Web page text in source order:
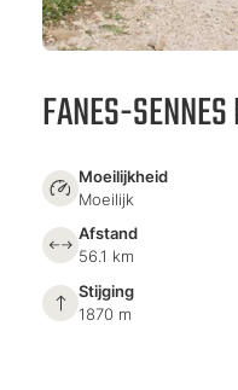
FANES-
Moeilijkheid
Moeilijk
Afstand
56.1 km
Stijging
1870 m